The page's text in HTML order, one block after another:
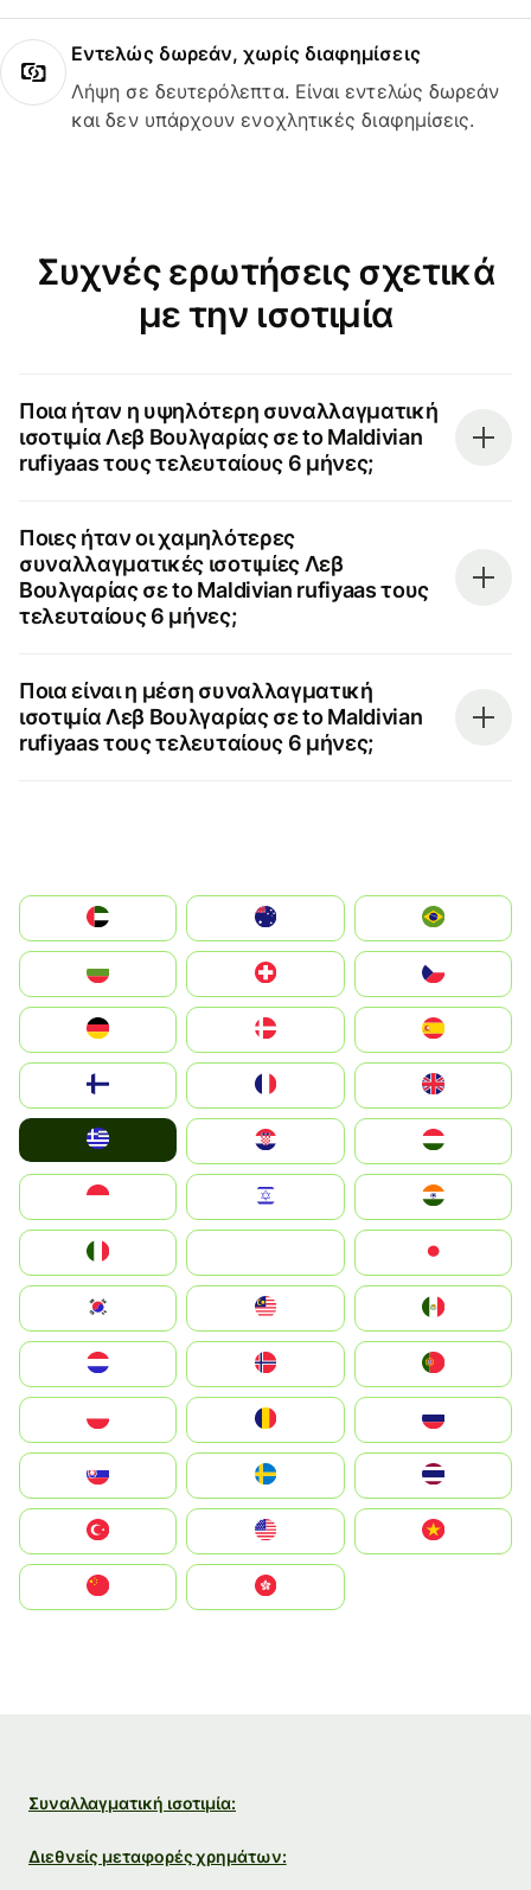
Εντελώς δωρεάν, χωρίς διαφημίσεις
Λήψη σε δευτερόλεπτα. Είναι εντελώς δωρεάν
και δεν υπάρχουν ενοχλητικές διαφημίσεις.
Συχνές ερωτήσεις σχετικά
με την ισοτιμία
Ποια ήταν η υψηλότερη συναλλαγματική
ισοτιμία Λεβ Βουλγαρίας σε to Maldivian
rufiyaas τους τελευταίους 6 μήνες;
Ποιες ήταν οι χαμηλότερες
συναλλαγματικές ισοτιμίες Λεβ
Βουλγαρίας σε to Maldivian rufiyaas τους
τελευταίους 6 μήνες;
Ποια είναι η μέση συναλλαγματική
ισοτιμία Λεβ Βουλγαρίας σε to Maldivian
rufiyaas τους τελευταίους 6 μήνες;
الإمارات العربية المتحدة
Switzerland
Deutschland
United Kingdom
Magyarország
South Korea
United States
中國香港特別行政區
Συναλλαγματική ισοτιμία:
Διεθνείς μεταφορές χρημάτων: